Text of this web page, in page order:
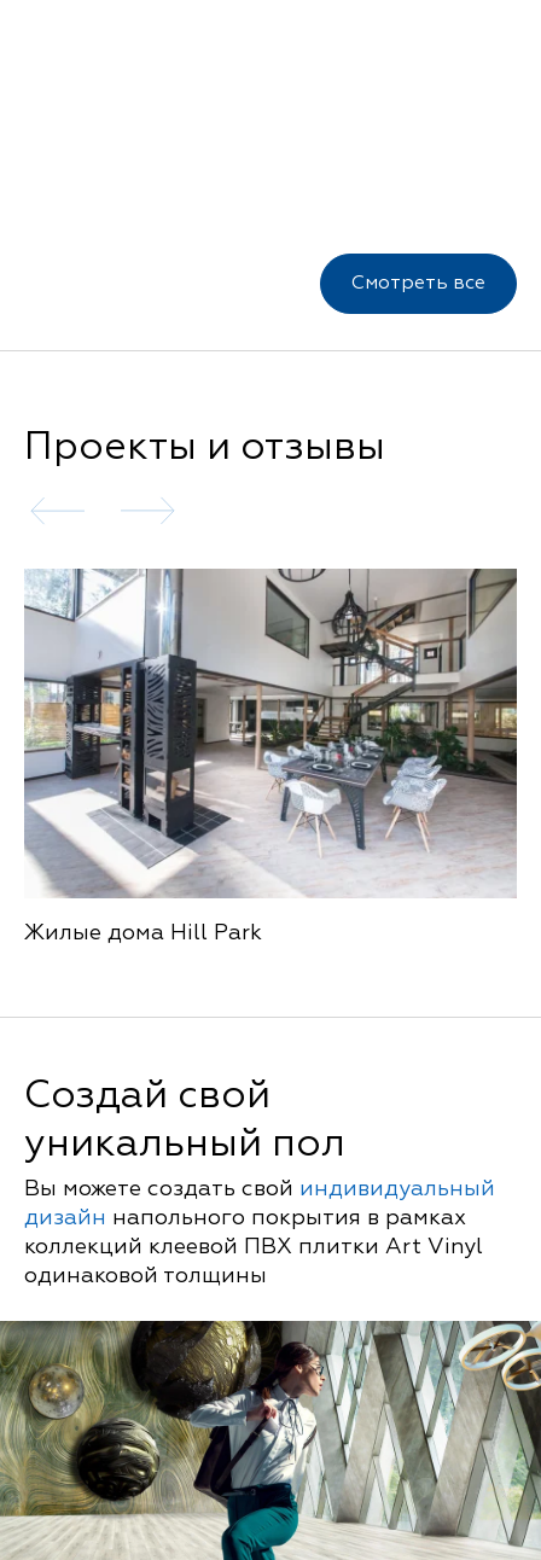
Смотреть все
Проекты и отзывы
Жилые дома Hill Park
Создай свой
уникальный пол
Вы можете создать свой индивидуальный
дизайн напольного покрытия в рамках
коллекций клеевой ПВХ плитки Art Vinyl
одинаковой толщины